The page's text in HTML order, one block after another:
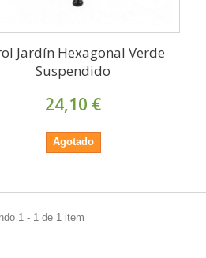
Jardín Hexagonal Verde
Suspendido
24,10 €
Agotado
1 - 1 de 1 item